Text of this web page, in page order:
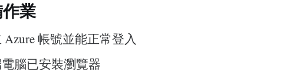
業
Azure 帳號並能正常登入
腦已安裝瀏覽器